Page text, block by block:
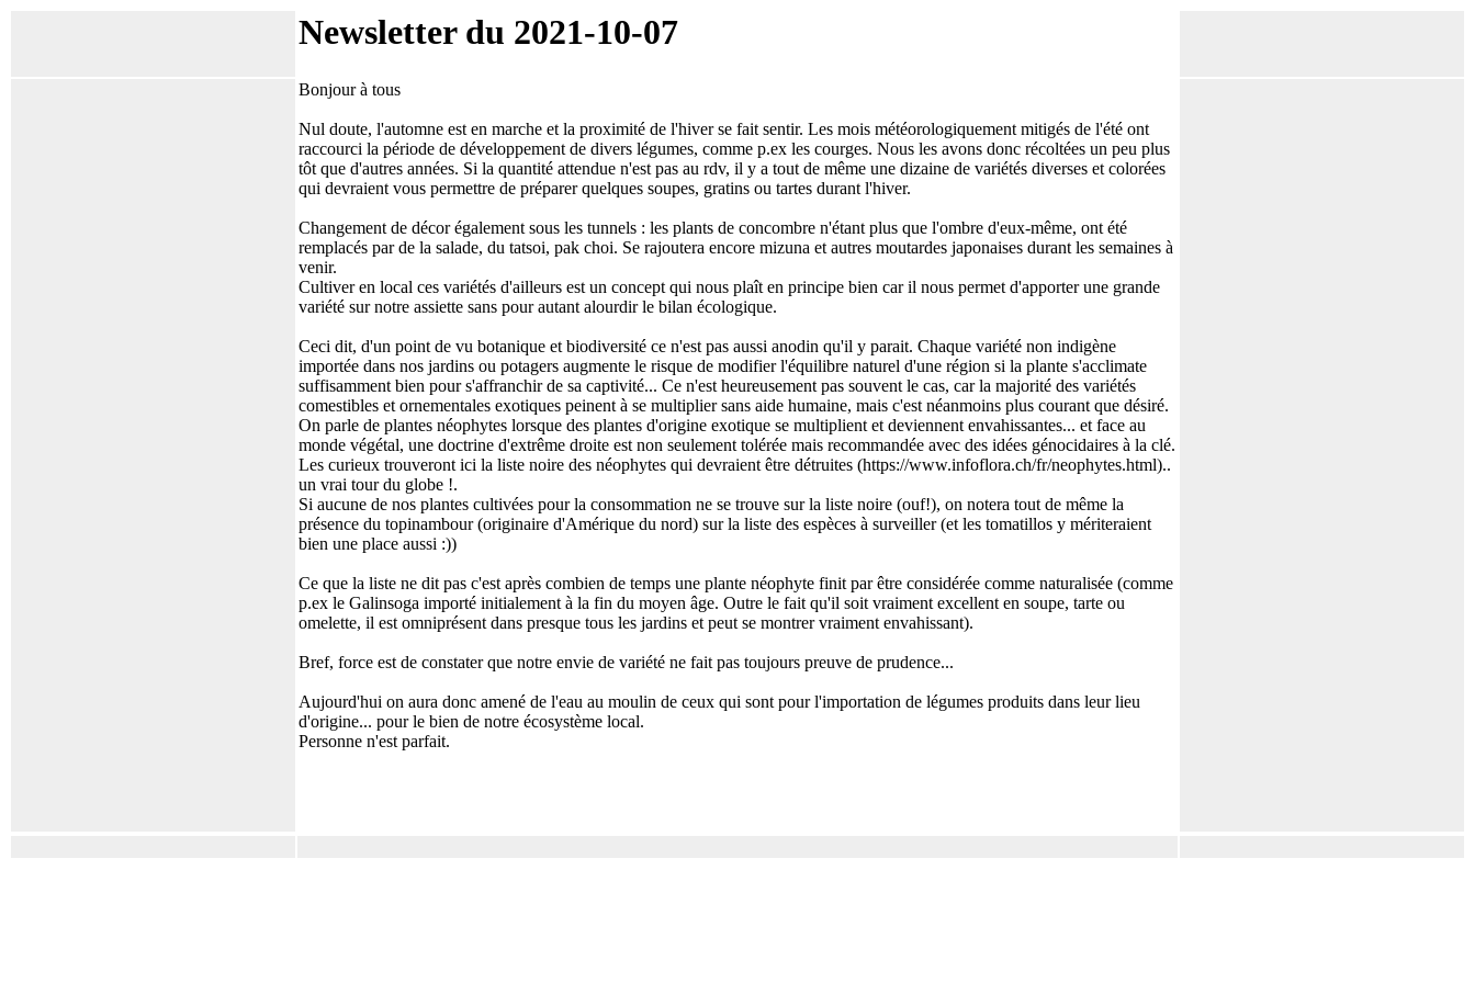
Newsletter du 2021-10-07
Bonjour à tous
Nul doute, l'automne est en marche et la proximité de l'hiver se fait sentir. Les mois météorologiquement mitigés de l'été ont
raccourci la période de développement de divers légumes, comme p.ex les courges. Nous les avons donc récoltées un peu plus
tôt que d'autres années. Si la quantité attendue n'est pas au rdv, il y a tout de même une dizaine de variétés diverses et colorées
qui devraient vous permettre de préparer quelques soupes, gratins ou tartes durant l'hiver.
Changement de décor également sous les tunnels : les plants de concombre n'étant plus que l'ombre d'eux-même, ont été
remplacés par de la salade, du tatsoi, pak choi. Se rajoutera encore mizuna et autres moutardes japonaises durant les semaines à
venir.
Cultiver en local ces variétés d'ailleurs est un concept qui nous plaît en principe bien car il nous permet d'apporter une grande
variété sur notre assiette sans pour autant alourdir le bilan écologique.
Ceci dit, d'un point de vu botanique et biodiversité ce n'est pas aussi anodin qu'il y parait. Chaque variété non indigène
importée dans nos jardins ou potagers augmente le risque de modifier l'équilibre naturel d'une région si la plante s'acclimate
suffisamment bien pour s'affranchir de sa captivité... Ce n'est heureusement pas souvent le cas, car la majorité des variétés
comestibles et ornementales exotiques peinent à se multiplier sans aide humaine, mais c'est néanmoins plus courant que désiré.
On parle de plantes néophytes lorsque des plantes d'origine exotique se multiplient et deviennent envahissantes... et face au
monde végétal, une doctrine d'extrême droite est non seulement tolérée mais recommandée avec des idées génocidaires à la clé.
Les curieux trouveront ici la liste noire des néophytes qui devraient être détruites (https://www.infoflora.ch/fr/neophytes.html)..
un vrai tour du globe !.
Si aucune de nos plantes cultivées pour la consommation ne se trouve sur la liste noire (ouf!), on notera tout de même la
présence du topinambour (originaire d'Amérique du nord) sur la liste des espèces à surveiller (et les tomatillos y mériteraient
bien une place aussi :))
Ce que la liste ne dit pas c'est après combien de temps une plante néophyte finit par être considérée comme naturalisée (comme
p.ex le Galinsoga importé initialement à la fin du moyen âge. Outre le fait qu'il soit vraiment excellent en soupe, tarte ou
omelette, il est omniprésent dans presque tous les jardins et peut se montrer vraiment envahissant).
Bref, force est de constater que notre envie de variété ne fait pas toujours preuve de prudence...
Aujourd'hui on aura donc amené de l'eau au moulin de ceux qui sont pour l'importation de légumes produits dans leur lieu
d'origine... pour le bien de notre écosystème local.
Personne n'est parfait.